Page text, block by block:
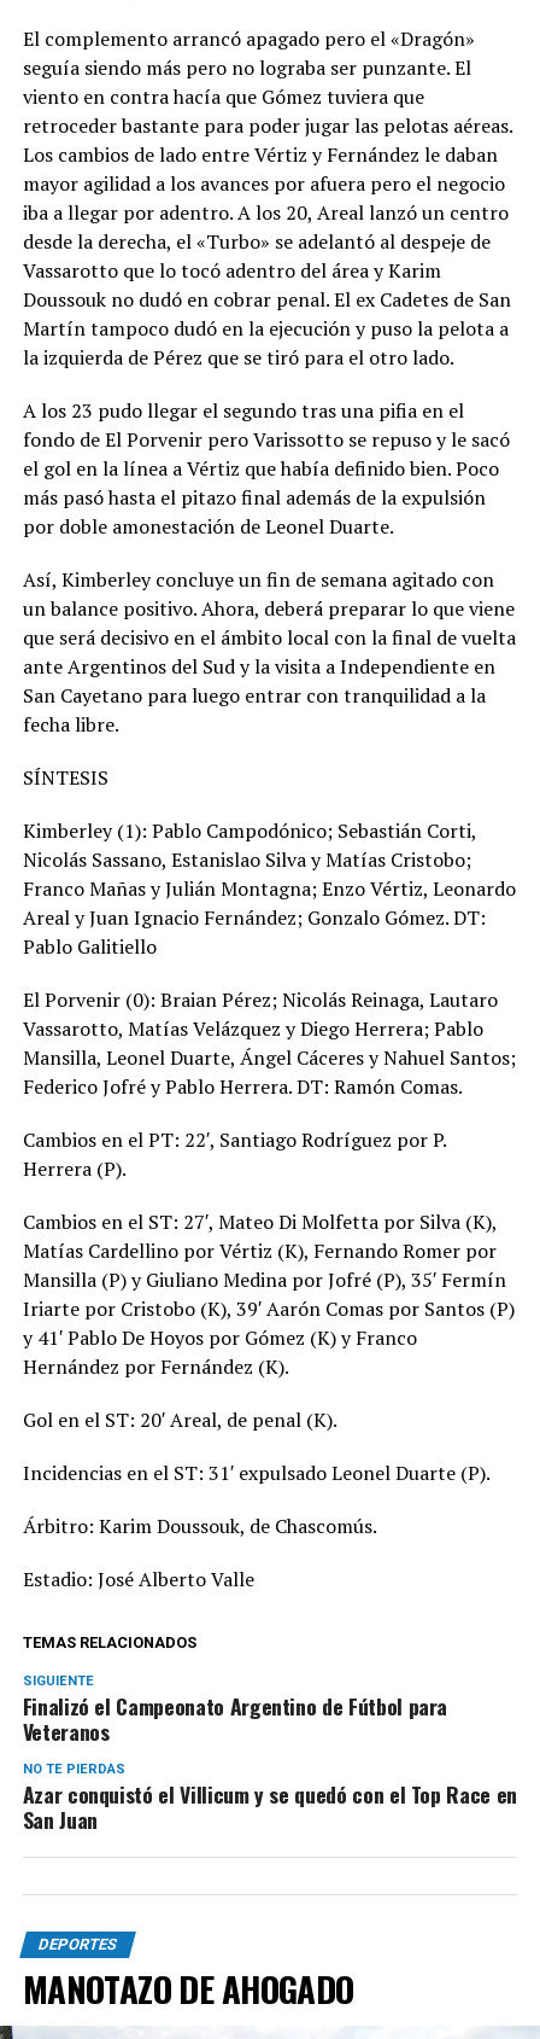
El complemento arrancó apagado pero el «Dragón»
seguía siendo más pero no lograba ser punzante. El
viento en contra hacía que Gómez tuviera que
retroceder bastante para poder jugar las pelotas aéreas.
Los cambios de lado entre Vértiz y Fernández le daban
mayor agilidad a los avances por afuera pero el negocio
iba a llegar por adentro. A los 20, Areal lanzó un centro
desde la derecha, el «Turbo» se adelantó al despeje de
Vassarotto que lo tocó adentro del área y Karim
Doussouk no dudó en cobrar penal. El ex Cadetes de San
Martín tampoco dudó en la ejecución y puso la pelota a
la izquierda de Pérez que se tiró para el otro lado.
A los 23 pudo llegar el segundo tras una pifia en el
fondo de El Porvenir pero Varissotto se repuso y le sacó
el gol en la línea a Vértiz que había definido bien. Poco
más pasó hasta el pitazo final además de la expulsión
por doble amonestación de Leonel Duarte.
Así, Kimberley concluye un fin de semana agitado con
un balance positivo. Ahora, deberá preparar lo que viene
que será decisivo en el ámbito local con la final de vuelta
ante Argentinos del Sud y la visita a Independiente en
San Cayetano para luego entrar con tranquilidad a la
fecha libre.
SÍNTESIS
Kimberley (1): Pablo Campodónico; Sebastián Corti,
Nicolás Sassano, Estanislao Silva y Matías Cristobo;
Franco Mañas y Julián Montagna; Enzo Vértiz, Leonardo
Areal y Juan Ignacio Fernández; Gonzalo Gómez. DT:
Pablo Galitiello
El Porvenir (0): Braian Pérez; Nicolás Reinaga, Lautaro
Vassarotto, Matías Velázquez y Diego Herrera; Pablo
Mansilla, Leonel Duarte, Ángel Cáceres y Nahuel Santos;
Federico Jofré y Pablo Herrera. DT: Ramón Comas.
Cambios en el PT: 22′, Santiago Rodríguez por P.
Herrera (P).
Cambios en el ST: 27′, Mateo Di Molfetta por Silva (K),
Matías Cardellino por Vértiz (K), Fernando Romer por
Mansilla (P) y Giuliano Medina por Jofré (P), 35′ Fermín
Iriarte por Cristobo (K), 39′ Aarón Comas por Santos (P)
y 41′ Pablo De Hoyos por Gómez (K) y Franco
Hernández por Fernández (K).
Gol en el ST: 20′ Areal, de penal (K).
Incidencias en el ST: 31′ expulsado Leonel Duarte (P).
Árbitro: Karim Doussouk, de Chascomús.
Estadio: José Alberto Valle
TEMAS RELACIONADOS
SIGUIENTE
Finalizó el Campeonato Argentino de Fútbol para
Veteranos
NO TE PIERDAS
Azar conquistó el Villicum y se quedó con el Top Race en
San Juan
DEPORTES
MANOTAZO DE AHOGADO